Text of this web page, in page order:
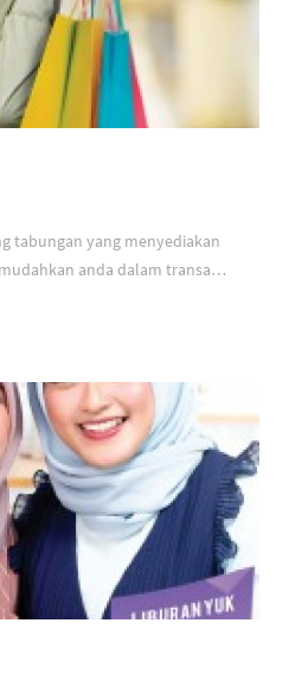
tabungan yang menyediakan
anda dalam transaksi